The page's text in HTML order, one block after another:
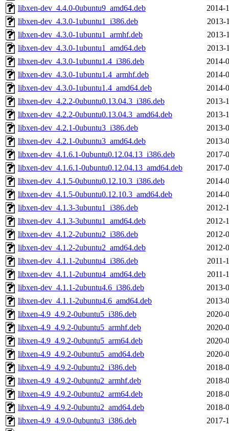
libxen-dev_4.4.0-0ubuntu9_amd64.deb
2014-
libxen-dev_4.3.0-1ubuntu1_i386.deb
2013-
libxen-dev_4.3.0-1ubuntu1_armhf.deb
2013-
libxen-dev_4.3.0-1ubuntu1_amd64.deb
2013-
libxen-dev_4.3.0-1ubuntu1.4_i386.deb
2014-
libxen-dev_4.3.0-1ubuntu1.4_armhf.deb
2014-
libxen-dev_4.3.0-1ubuntu1.4_amd64.deb
2014-
libxen-dev_4.2.2-0ubuntu0.13.04.3_i386.deb
2013-
libxen-dev_4.2.2-0ubuntu0.13.04.3_amd64.deb
2013-
libxen-dev_4.2.1-0ubuntu3_i386.deb
2013-
libxen-dev_4.2.1-0ubuntu3_amd64.deb
2013-
libxen-dev_4.1.6.1-0ubuntu0.12.04.13_i386.deb
2017-
libxen-dev_4.1.6.1-0ubuntu0.12.04.13_amd64.deb
2017-
libxen-dev_4.1.5-0ubuntu0.12.10.3_i386.deb
2014-
libxen-dev_4.1.5-0ubuntu0.12.10.3_amd64.deb
2014-
libxen-dev_4.1.3-3ubuntu1_i386.deb
2012-
libxen-dev_4.1.3-3ubuntu1_amd64.deb
2012-
libxen-dev_4.1.2-2ubuntu2_i386.deb
2012-
libxen-dev_4.1.2-2ubuntu2_amd64.deb
2012-
libxen-dev_4.1.1-2ubuntu4_i386.deb
2011-
libxen-dev_4.1.1-2ubuntu4_amd64.deb
2011-
libxen-dev_4.1.1-2ubuntu4.6_i386.deb
2013-
libxen-dev_4.1.1-2ubuntu4.6_amd64.deb
2013-
libxen-4.9_4.9.2-0ubuntu5_i386.deb
2020-
libxen-4.9_4.9.2-0ubuntu5_armhf.deb
2020-
libxen-4.9_4.9.2-0ubuntu5_arm64.deb
2020-
libxen-4.9_4.9.2-0ubuntu5_amd64.deb
2020-
libxen-4.9_4.9.2-0ubuntu2_i386.deb
2018-
libxen-4.9_4.9.2-0ubuntu2_armhf.deb
2018-
libxen-4.9_4.9.2-0ubuntu2_arm64.deb
2018-
libxen-4.9_4.9.2-0ubuntu2_amd64.deb
2018-
libxen-4.9_4.9.0-0ubuntu3_i386.deb
2017-